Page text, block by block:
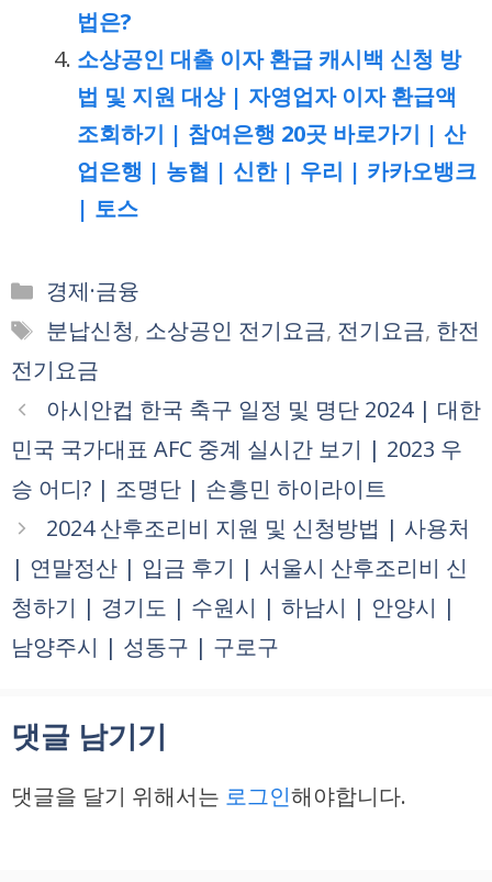
법은?
소상공인 대출 이자 환급 캐시백 신청 방
법 및 지원 대상 | 자영업자 이자 환급액
조회하기 | 참여은행 20곳 바로가기 | 산
업은행 | 농협 | 신한 | 우리 | 카카오뱅크
| 토스
카
테
리
경제·금융
태
그
분납신청, 소상공인 전기요금, 전기요금, 한전
전기요금
아시안컵 한국 축구 일정 및 명단 2024 | 대한
민국 국가대표 AFC 중계 실시간 보기 | 2023 우
승 어디? | 조명단 | 손흥민 하이라이트
2024 산후조리비 지원 및 신청방법 | 사용처
| 연말정산 | 입금 후기 | 서울시 산후조리비 신
청하기 | 경기도 | 수원시 | 하남시 | 안양시 |
남양주시 | 성동구 | 구로구
댓글 남기기
댓글을 달기 위해서는 로그인해야합니다.